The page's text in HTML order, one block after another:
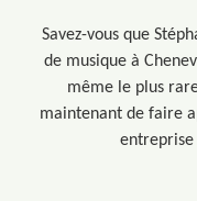
Savez-vous que
de musique à
même le plus
maintenant de faire
entreprise